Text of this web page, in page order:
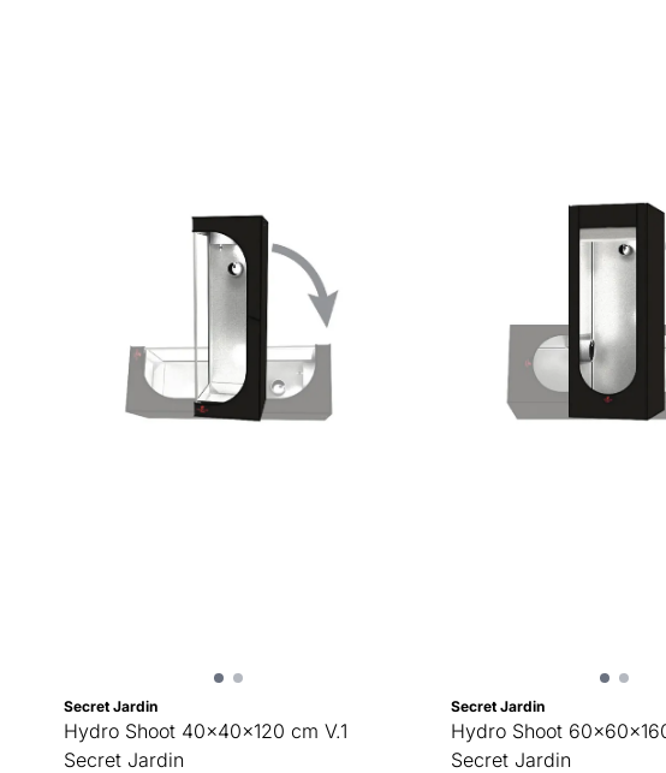
Secret Jardin
Hydro Shoot 40x40x120 cm V.1
Secret Jardin
Secret Jardin
Hydro Shoot
Secret Jardin